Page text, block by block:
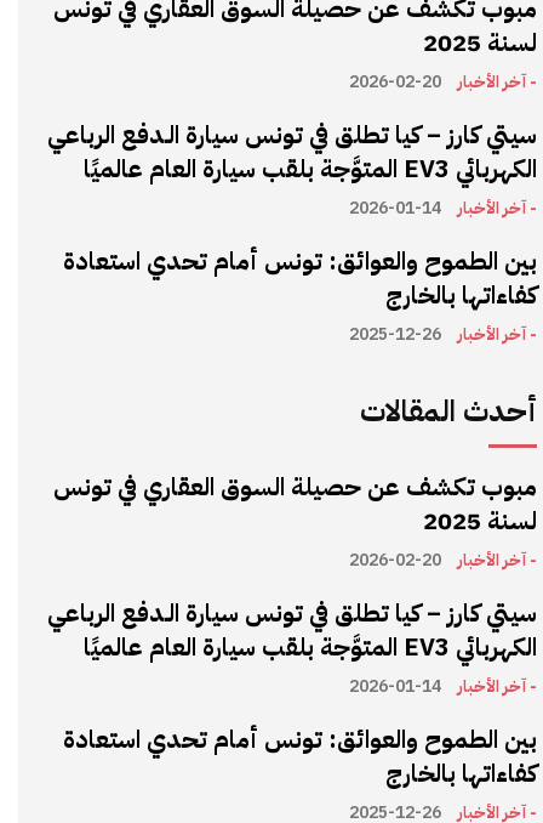
مبوب تكشف عن حصيلة السوق العقاري في تونس
لسنة 2025
- آخر الأخبار 2026-02-20
سيتي كارز – كيا تطلق في تونس سيارة الـدفع الرباعي
الكهربائي EV3 المتوَّجة بلقب سيارة العام عالميًا
- آخر الأخبار 2026-01-14
بين الطموح والعوائق: تونس أمام تحدي استعادة
كفاءاتها بالخارج
- آخر الأخبار 2025-12-26
أحدث المقالات
مبوب تكشف عن حصيلة السوق العقاري في تونس
لسنة 2025
- آخر الأخبار 2026-02-20
سيتي كارز – كيا تطلق في تونس سيارة الـدفع الرباعي
الكهربائي EV3 المتوَّجة بلقب سيارة العام عالميًا
- آخر الأخبار 2026-01-14
بين الطموح والعوائق: تونس أمام تحدي استعادة
كفاءاتها بالخارج
- آخر الأخبار 2025-12-26